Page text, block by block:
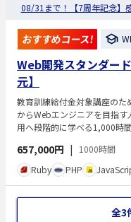
08/31まで！【7周年記念】
おすすめコース!
Web開発スタンダー
元】
教育訓練給付金対象講座の
からWebエンジニアを目指
用へ段階的に学べる1,000時
す。現場で求められるスキル
とを目標としています。カリ
疑応答やレビュー対応なども
657,000円 |
1000時間
Ruby
PHP
全3